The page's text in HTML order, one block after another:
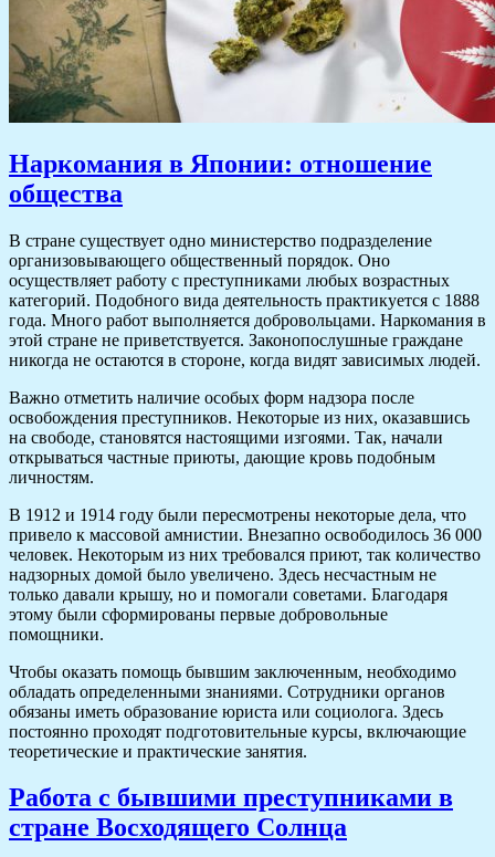
Наркомания в Японии: отношение
общества
В стране существует одно министерство подразделение
организовывающего общественный порядок. Оно
осуществляет работу с преступниками любых возрастных
категорий. Подобного вида деятельность практикуется с 1888
года. Много работ выполняется добровольцами. Наркомания в
этой стране не приветствуется. Законопослушные граждане
никогда не остаются в стороне, когда видят зависимых людей.
Важно отметить наличие особых форм надзора после
освобождения преступников. Некоторые из них, оказавшись
на свободе, становятся настоящими изгоями. Так, начали
открываться частные приюты, дающие кровь подобным
личностям.
В 1912 и 1914 году были пересмотрены некоторые дела, что
привело к массовой амнистии. Внезапно освободилось 36 000
человек. Некоторым из них требовался приют, так количество
надзорных домой было увеличено. Здесь несчастным не
только давали крышу, но и помогали советами. Благодаря
этому были сформированы первые добровольные
помощники.
Чтобы оказать помощь бывшим заключенным, необходимо
обладать определенными знаниями. Сотрудники органов
обязаны иметь образование юриста или социолога. Здесь
постоянно проходят подготовительные курсы, включающие
теоретические и практические занятия.
Работа с бывшими преступниками в
стране Восходящего Солнца